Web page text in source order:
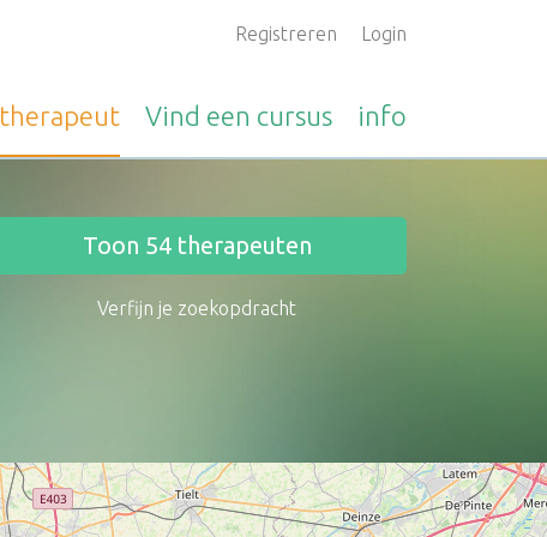
Registreren Login
therapeut Vind een cursus info
Toon 54therapeuten
Verfijn je zoekopdracht